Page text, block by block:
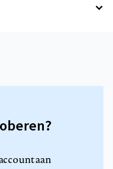
aan